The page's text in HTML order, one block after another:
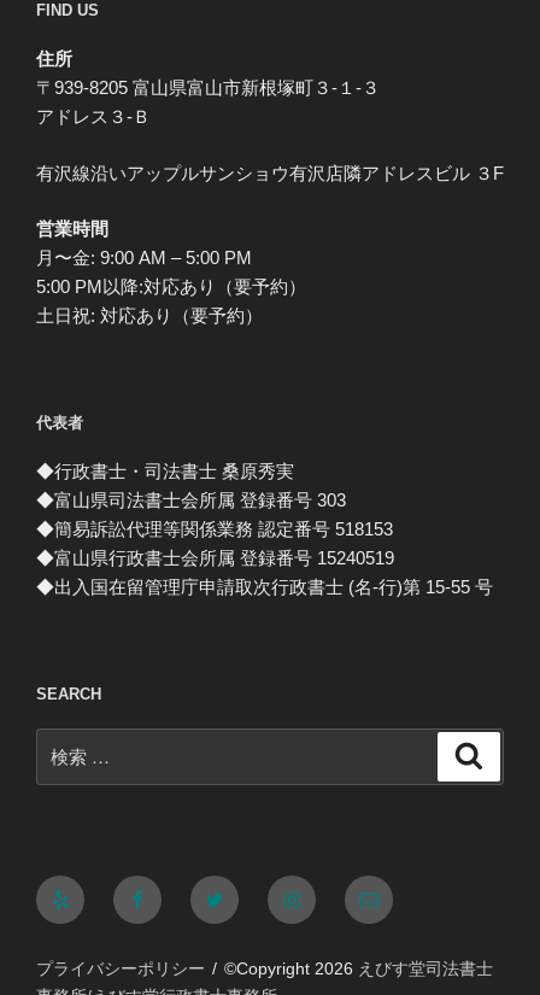
FIND US
住所
〒939-8205 富山県富山市新根塚町３-１-３
アドレス３-Ｂ
有沢線沿いアップルサンショウ有沢店隣アドレスビル ３F
営業時間
月〜金: 9:00 AM – 5:00 PM
5:00 PM以降:対応あり（要予約）
土日祝: 対応あり（要予約）
代表者
◆行政書士・司法書士 桑原秀実
◆富山県司法書士会所属 登録番号 303
◆簡易訴訟代理等関係業務 認定番号 518153
◆富山県行政書士会所属 登録番号 15240519
◆出入国在留管理庁申請取次行政書士 (名-行)第 15-55 号
SEARCH
索:
Yelp FacebookTwitter Instagram
メ
ル
プライバシーポリシー ©Copyright 2026 えびす堂司法書士